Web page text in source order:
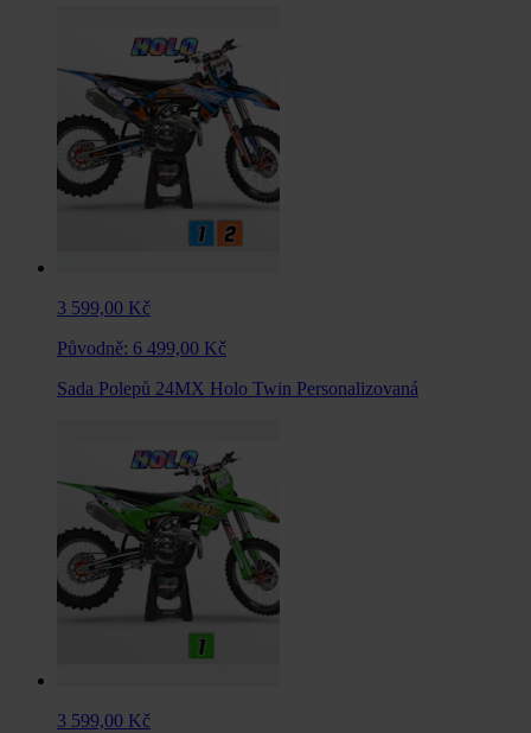
3 599,00 Kč
Původně: 6 499,00 Kč
Sada Polepů 24MX Holo Twin Personalizovaná
3 599,00 Kč